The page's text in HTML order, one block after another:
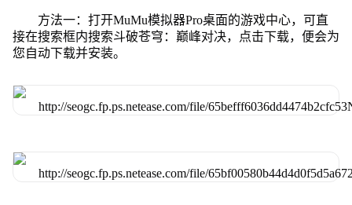
方法一：打开MuMu模拟器Pro桌面的游戏中心，可直
接在搜索框内搜索斗破苍穹：巅峰对决，点击下载，便会为
您自动下载并安装。